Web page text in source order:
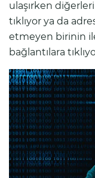
ulaşırken
tıklıyor ya da
etmeyen birinin
bağlantılara